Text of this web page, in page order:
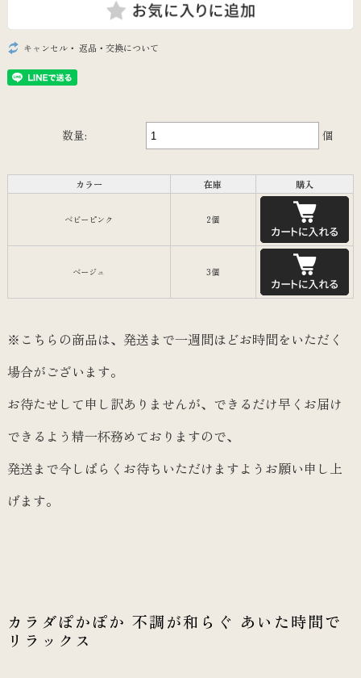
キャンセル・ 返品・交換について
数量: 個
カラー 在庫 購入
ベビーピンク 2個
ベージュ 3個
※こちらの商品は、発送まで一週間ほどお時間をいただく
場合がございます。
お待たせして申し訳ありませんが、できるだけ早くお届け
できるよう精一杯務めておりますので、
発送まで今しばらくお待ちいただけますようお願い申し上
げます。
カラダぽかぽか 不調が和らぐ あいた時間で
リラックス